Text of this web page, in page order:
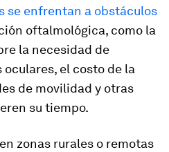
se enfrentan a obstáculos
oftalmológica, como la
la necesidad de
el costo de la
de movilidad y otras
su tiempo.
zonas rurales o remotas